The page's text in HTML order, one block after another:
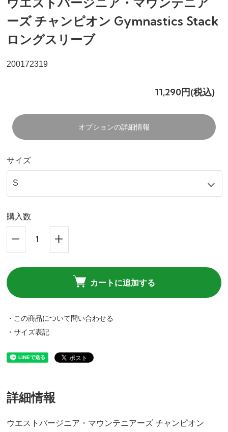
ーズ チャンピオン Gymnastics Stack
ロングスリーブ
200172319
11,290円(税込)
オプションの詳細情報
サイズ
購入数
カートに追加する
・この商品について問い合わせる
・サイズ表記
詳細情報
ウエストバージニア・マウンテニアーズ チャンピオン